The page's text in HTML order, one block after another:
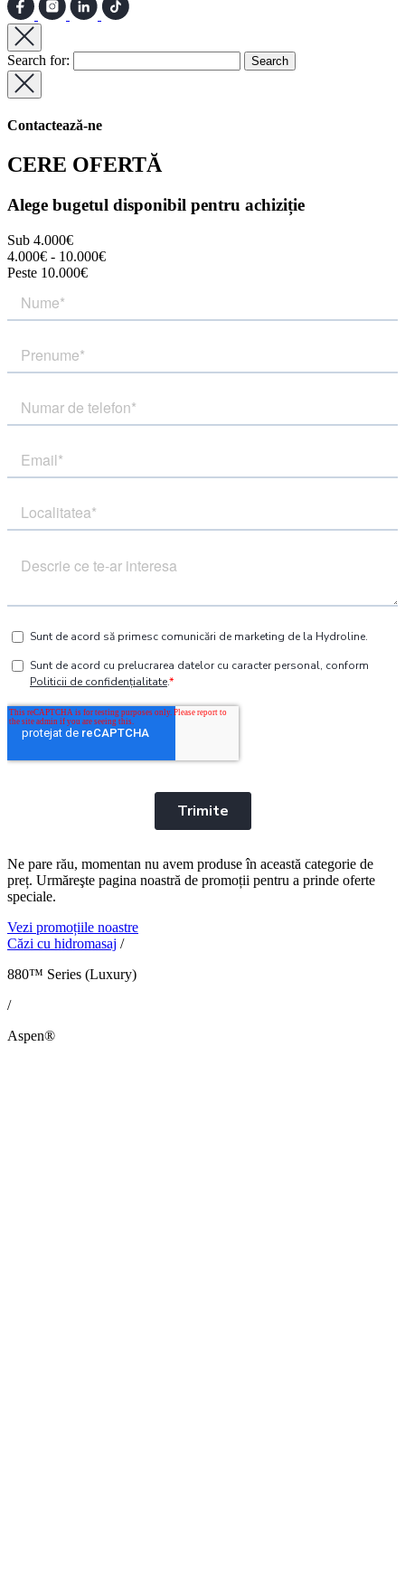
Search for:
Contactează-ne
CERE OFERTĂ
Alege bugetul disponibil pentru achiziție
Sub 4.000€
4.000€ - 10.000€
Peste 10.000€
Ne pare rău, momentan nu avem produse în această categorie de
preț. Urmăreşte pagina noastră de promoții pentru a prinde oferte
speciale.
Vezi promoțiile noastre
Căzi cu hidromasaj /
880™ Series (Luxury)
/
Aspen®